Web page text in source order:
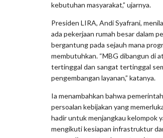
kebutuhan masyarakat,” ujarnya.
Presiden LIRA, Andi Syafrani,
ada pekerjaan rumah besar dalam
bergantung pada sejauh mana
membutuhkan. “MBG dibangun di
tertinggal dan sangat tertinggal
pengembangan layanan,” katanya.
Ia menambahkan bahwa
persoalan kebijakan yang
hadir untuk menjangkau kelompok
mengikuti kesiapan infrastruktur